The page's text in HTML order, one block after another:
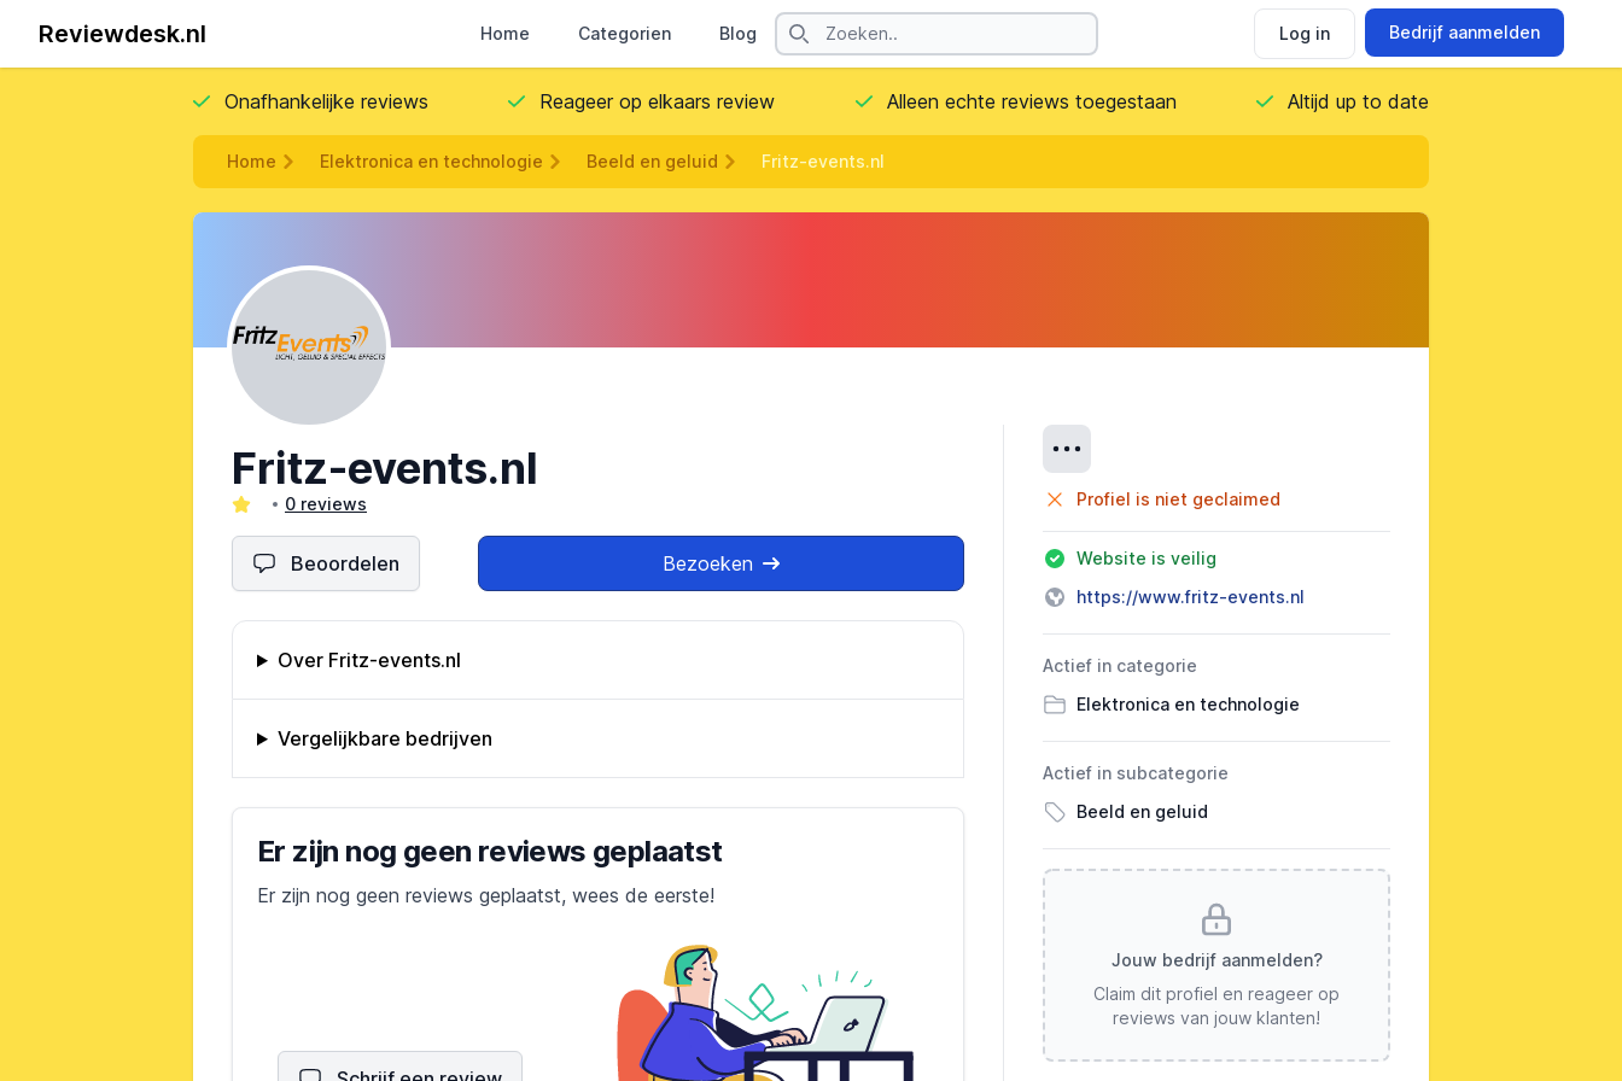
Reviewdesk.nl Home Categorien Blog Contact
Search
Log in Bedrijf aanmelden
Onafhankelijke reviews Reageer op elkaars review Alleen echte reviews toegestaan Altijd up to date
Home Elektronica en technologie Beeld en geluid Fritz-events.nl
Fritz-events.nl
0 reviews
Beoordelen Bezoeken
Omschrijving bedrijf
Over Fritz-events.nl
Vergelijkbare bedrijven
Bedrijfs reviews
Er zijn nog geen reviews geplaatst
Er zijn nog geen reviews geplaatst, wees de eerste!
Profiel is niet geclaimed
Website is veilig
https://www.fritz-events.nl
Actief in categorie
Elektronica en technologie
Actief in subcategorie
Beeld en geluid
Jouw bedrijf aanmelden?
Claim dit profiel en reageer op
reviews van jouw klanten!